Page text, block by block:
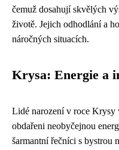
čemuž dosahují skvělých
životě. Jejich odhodlání a
náročných situacích.
Krysa: Energie a
Lidé narození v roce Krysy
obdařeni neobyčejnou
šarmantní řečníci s bystrou